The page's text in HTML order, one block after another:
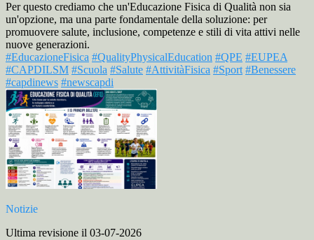
Per questo crediamo che un'Educazione Fisica di Qualità non sia
un'opzione, ma una parte fondamentale della soluzione: per
promuovere salute, inclusione, competenze e stili di vita attivi nelle
nuove generazioni.
#EducazioneFisica #QualityPhysicalEducation #QPE #EUPEA
#CAPDILSM #Scuola #Salute #AttivitàFisica #Sport #Benessere
#capdinews #newscapdi
Notizie
Ultima revisione il 03-07-2026